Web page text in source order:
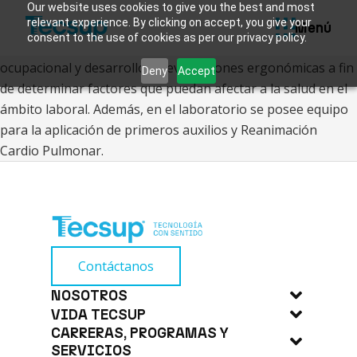
Our website uses cookies to give you the best and most
relevant experience. By clicking on accept, you give your
consent to the use of cookies as per our privacy policy.
Deny Accept
Servicios de Biblioteca
Sistema Académico U+
Menú
Laboratorio de Seguridad e higiene industrial
Laboratorio que permite que los estudiantes obtengan
habilidades para la operación de equipos de monitoreo
ocupacional y desarrollo de evaluaciones ergonómicas a fin
de determinar factores que puedan afectar a la salud en el
ámbito laboral. Además, en el laboratorio se posee equipo
para la aplicación de primeros auxilios y Reanimación
Cardio Pulmonar.
Contáctanos
NOSOTROS
Acerca de Tecsup
Trabaja con Nosotros
VIDA TECSUP
Noticias
CARRERAS, PROGRAMAS Y
SERVICIOS